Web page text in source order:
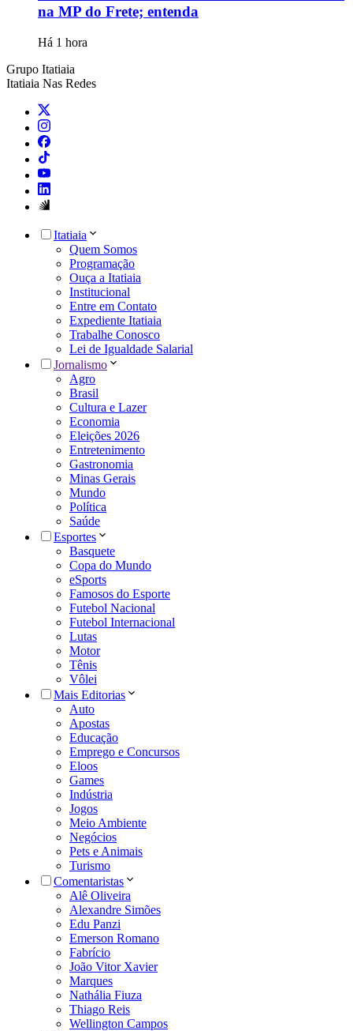
na MP do Frete; entenda
Há 1 hora
Grupo Itatiaia
Itatiaia Nas Redes
Itatiaia
Quem Somos
Programação
Ouça a Itatiaia
Institucional
Entre em Contato
Expediente Itatiaia
Trabalhe Conosco
Lei de Igualdade Salarial
Jornalismo
Agro
Brasil
Cultura e Lazer
Economia
Eleições 2026
Entretenimento
Gastronomia
Minas Gerais
Mundo
Política
Saúde
Esportes
Basquete
Copa do Mundo
eSports
Famosos do Esporte
Futebol Nacional
Futebol Internacional
Lutas
Motor
Tênis
Vôlei
Mais Editorias
Auto
Apostas
Educação
Emprego e Concursos
Eloos
Games
Indústria
Jogos
Meio Ambiente
Negócios
Pets e Animais
Turismo
Comentaristas
Alê Oliveira
Alexandre Simões
Edu Panzi
Emerson Romano
Fabrício
João Vitor Xavier
Marques
Nathália Fiuza
Thiago Reis
Wellington Campos